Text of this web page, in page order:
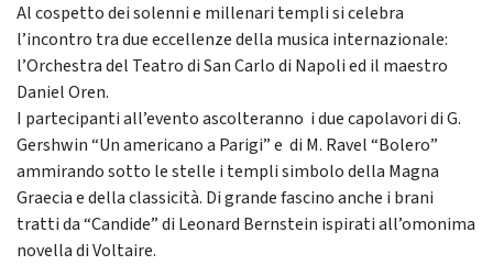
Al cospetto dei solenni e millenari templi si celebra
l’incontro tra due eccellenze della musica internazionale:
l’Orchestra del Teatro di San Carlo di Napoli ed il maestro
Daniel Oren.
I partecipanti all’evento ascolteranno i due capolavori di G.
Gershwin “Un americano a Parigi” e di M. Ravel “Bolero”
ammirando sotto le stelle i templi simbolo della Magna
Graecia e della classicità. Di grande fascino anche i brani
tratti da “Candide” di Leonard Bernstein ispirati all’omonima
novella di Voltaire.